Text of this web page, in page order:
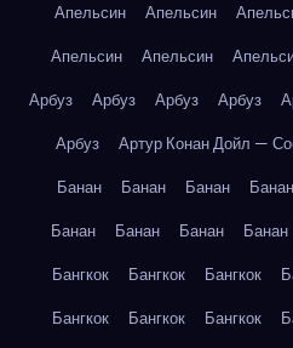
Апельсин
Апельсин
Апельсин
Апельсин
Арбуз
Арбуз Арбуз Арбуз
Арбуз
Артур Конан Дойл —
Банан
Банан Банан Банан
Банан
Банан Банан Банан
Бангкок
Бангкок Бангкок
Бангкок
Бангкок Бангкок